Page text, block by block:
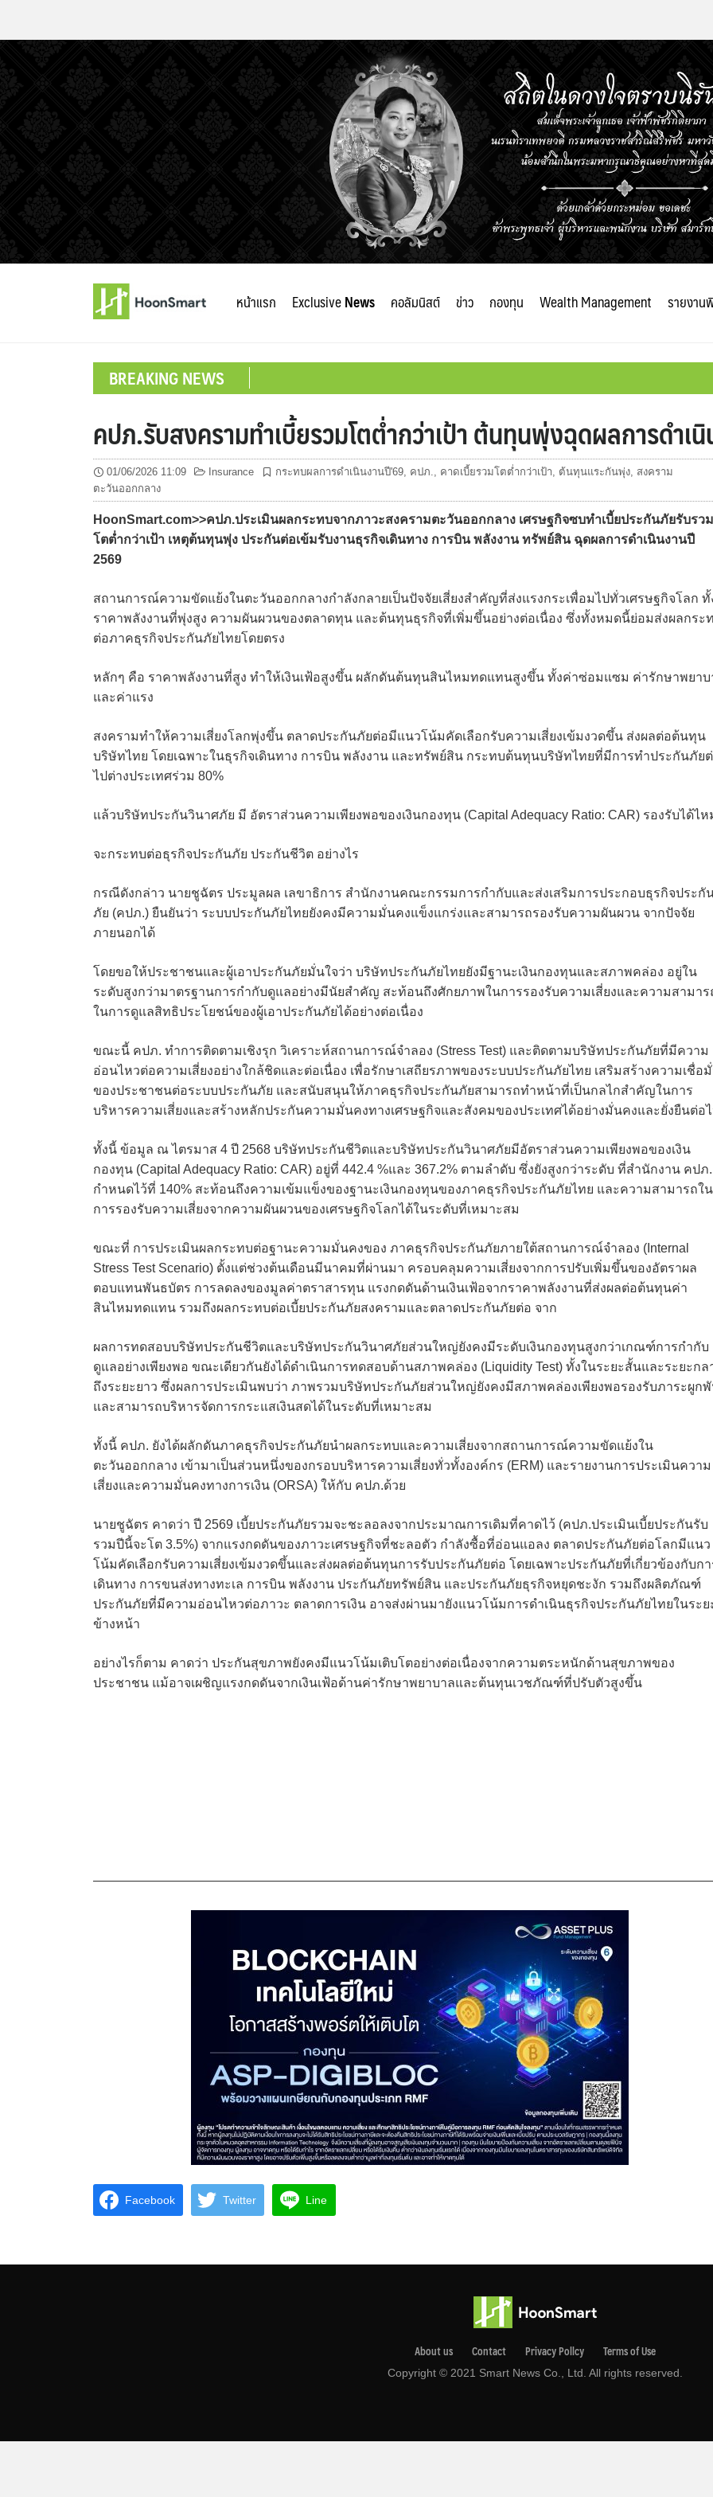
หน้าแรก ExclusiveNews คอลัมนิสต์ ข่าว กองทุน Wealth Management รายงาน
BREAKING NEWS
คปภ.รับสงครามทำเบี้ยรวมโตต่ำกว่าเป้า ต้นทุนพุ่งฉุดผลการดำเ
01/06/2026 11:09 Insurance กระทบผลการดำเนินงานปี'69, คปภ., คาดเบี้ยรวมโตต่ำกว่าเป้า, ต้นทุนแระกันพุ่ง, สงคราม
ตะวันออกกลาง
HoonSmart.com>>คปภ.ประเมินผลกระทบจากภาวะสงครามตะวันออกกลาง เศรษฐกิจซบทำเบี้ยประกันภัยรับรวม
โตต่ำกว่าเป้า เหตุต้นทุนพุ่ง ประกันต่อเข้มรับงานธุรกิจเดินทาง การบิน พลังงาน ทรัพย์สิน ฉุดผลการดำเนินงานปี
2569
สถานการณ์ความขัดแย้งในตะวันออกกลางกำลังกลายเป็นปัจจัยเสี่ยงสำคัญที่ส่งแรงกระเพื่อมไปทั่วเศรษฐกิจโลก ทั้
ราคาพลังงานที่พุ่งสูง ความผันผวนของตลาดทุน และต้นทุนธุรกิจที่เพิ่มขึ้นอย่างต่อเนื่อง ซึ่งทั้งหมดนี้ย่อมส่งผลกระ
ต่อภาคธุรกิจประกันภัยไทยโดยตรง
หลักๆ คือ ราคาพลังงานที่สูง ทำให้เงินเฟ้อสูงขึ้น ผลักดันต้นทุนสินไหมทดแทนสูงขึ้น ทั้งค่าซ่อมแซม ค่ารักษาพยาบ
และค่าแรง
สงครามทำให้ความเสี่ยงโลกพุ่งขึ้น ตลาดประกันภัยต่อมีแนวโน้มคัดเลือกรับความเสี่ยงเข้มงวดขึ้น ส่งผลต่อต้นทุน
บริษัทไทย โดยเฉพาะในธุรกิจเดินทาง การบิน พลังงาน และทรัพย์สิน กระทบต้นทุนบริษัทไทยที่มีการทำประกันภัย
ไปต่างประเทศร่วม 80%
แล้วบริษัทประกันวินาศภัย มี อัตราส่วนความเพียงพอของเงินกองทุน (Capital Adequacy Ratio: CAR) รองรับได้ไห
จะกระทบต่อธุรกิจประกันภัย ประกันชีวิต อย่างไร
กรณีดังกล่าว นายชูฉัตร ประมูลผล เลขาธิการ สำนักงานคณะกรรมการกำกับและส่งเสริมการประกอบธุรกิจประกั
ภัย (คปภ.) ยืนยันว่า ระบบประกันภัยไทยยังคงมีความมั่นคงแข็งแกร่งและสามารถรองรับความผันผวน จากปัจจัย
ภายนอกได้
โดยขอให้ประชาชนและผู้เอาประกันภัยมั่นใจว่า บริษัทประกันภัยไทยยังมีฐานะเงินกองทุนและสภาพคล่อง อยู่ใน
ระดับสูงกว่ามาตรฐานการกำกับดูแลอย่างมีนัยสำคัญ สะท้อนถึงศักยภาพในการรองรับความเสี่ยงและความสามาร
ในการดูแลสิทธิประโยชน์ของผู้เอาประกันภัยได้อย่างต่อเนื่อง
ขณะนี้ คปภ. ทำการติดตามเชิงรุก วิเคราะห์สถานการณ์จำลอง (Stress Test) และติดตามบริษัทประกันภัยที่มีความ
อ่อนไหวต่อความเสี่ยงอย่างใกล้ชิดและต่อเนื่อง เพื่อรักษาเสถียรภาพของระบบประกันภัยไทย เสริมสร้างความเชื่อ
ของประชาชนต่อระบบประกันภัย และสนับสนุนให้ภาคธุรกิจประกันภัยสามารถทำหน้าที่เป็นกลไกสำคัญในการ
บริหารความเสี่ยงและสร้างหลักประกันความมั่นคงทางเศรษฐกิจและสังคมของประเทศได้อย่างมั่นคงและยั่งยืนต่อ
ทั้งนี้ ข้อมูล ณ ไตรมาส 4 ปี 2568 บริษัทประกันชีวิตและบริษัทประกันวินาศภัยมีอัตราส่วนความเพียงพอของเงิน
กองทุน (Capital Adequacy Ratio: CAR) อยู่ที่ 442.4 %และ 367.2% ตามลำดับ ซึ่งยังสูงกว่าระดับ ที่สำนักงาน คปภ.
กำหนดไว้ที่ 140% สะท้อนถึงความเข้มแข็งของฐานะเงินกองทุนของภาคธุรกิจประกันภัยไทย และความสามารถใน
การรองรับความเสี่ยงจากความผันผวนของเศรษฐกิจโลกได้ในระดับที่เหมาะสม
ขณะที่ การประเมินผลกระทบต่อฐานะความมั่นคงของ ภาคธุรกิจประกันภัยภายใต้สถานการณ์จำลอง (Internal
Stress Test Scenario) ตั้งแต่ช่วงต้นเดือนมีนาคมที่ผ่านมา ครอบคลุมความเสี่ยงจากการปรับเพิ่มขึ้นของอัตราผล
ตอบแทนพันธบัตร การลดลงของมูลค่าตราสารทุน แรงกดดันด้านเงินเฟ้อจากราคาพลังงานที่ส่งผลต่อต้นทุนค่า
สินไหมทดแทน รวมถึงผลกระทบต่อเบี้ยประกันภัยสงครามและตลาดประกันภัยต่อ จาก
ผลการทดสอบบริษัทประกันชีวิตและบริษัทประกันวินาศภัยส่วนใหญ่ยังคงมีระดับเงินกองทุนสูงกว่าเกณฑ์การกำกับ
ดูแลอย่างเพียงพอ ขณะเดียวกันยังได้ดำเนินการทดสอบด้านสภาพคล่อง (Liquidity Test) ทั้งในระยะสั้นและระยะกล
ถึงระยะยาว ซึ่งผลการประเมินพบว่า ภาพรวมบริษัทประกันภัยส่วนใหญ่ยังคงมีสภาพคล่องเพียงพอรองรับภาระผูก
และสามารถบริหารจัดการกระแสเงินสดได้ในระดับที่เหมาะสม
ทั้งนี้ คปภ. ยังได้ผลักดันภาคธุรกิจประกันภัยนำผลกระทบและความเสี่ยงจากสถานการณ์ความขัดแย้งใน
ตะวันออกกลาง เข้ามาเป็นส่วนหนึ่งของกรอบบริหารความเสี่ยงทั่วทั้งองค์กร (ERM) และรายงานการประเมินความ
เสี่ยงและความมั่นคงทางการเงิน (ORSA) ให้กับ คปภ.ด้วย
นายชูฉัตร คาดว่า ปี 2569 เบี้ยประกันภัยรวมจะชะลอลงจากประมาณการเดิมที่คาดไว้ (คปภ.ประเมินเบี้ยประกันรับ
รวมปีนี้จะโต 3.5%) จากแรงกดดันของภาวะเศรษฐกิจที่ชะลอตัว กำลังซื้อที่อ่อนแอลง ตลาดประกันภัยต่อโลกมีแนว
โน้มคัดเลือกรับความเสี่ยงเข้มงวดขึ้นและส่งผลต่อต้นทุนการรับประกันภัยต่อ โดยเฉพาะประกันภัยที่เกี่ยวข้องกับก
เดินทาง การขนส่งทางทะเล การบิน พลังงาน ประกันภัยทรัพย์สิน และประกันภัยธุรกิจหยุดชะงัก รวมถึงผลิตภัณฑ์
ประกันภัยที่มีความอ่อนไหวต่อภาวะ ตลาดการเงิน อาจส่งผ่านมายังแนวโน้มการดำเนินธุรกิจประกันภัยไทยในระย
ข้างหน้า
อย่างไรก็ตาม คาดว่า ประกันสุขภาพยังคงมีแนวโน้มเติบโตอย่างต่อเนื่องจากความตระหนักด้านสุขภาพของ
ประชาชน แม้อาจเผชิญแรงกดดันจากเงินเฟ้อด้านค่ารักษาพยาบาลและต้นทุนเวชภัณฑ์ที่ปรับตัวสูงขึ้น
Facebook Twitter Line
About us Contact Privacy Pollcy Terms of Use
Copyright © 2021 Smart News Co., Ltd. All rights reserved.